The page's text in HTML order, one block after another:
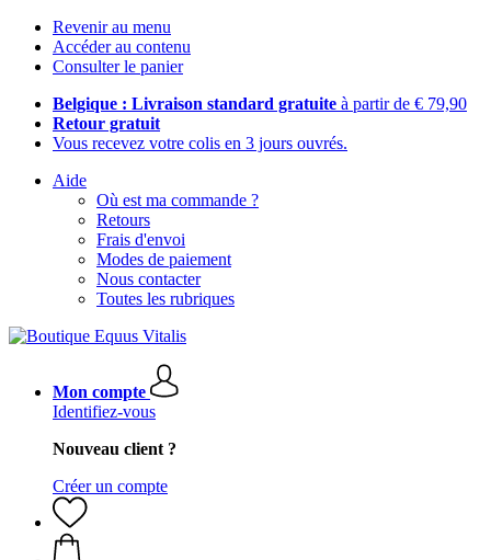
Revenir au menu
Accéder au contenu
Consulter le panier
Belgique : Livraison standard gratuite à partir de € 79,90
Retour gratuit
Vous recevez votre colis en 3 jours ouvrés.
Aide
Où est ma commande ?
Retours
Frais d'envoi
Modes de paiement
Nous contacter
Toutes les rubriques
Mon compte
Identifiez-vous
Nouveau client ?
Créer un compte